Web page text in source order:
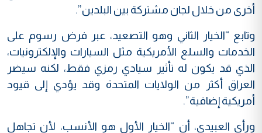
أخرى من خلال لجان مشتركة بين البلدين”.
وتابع “الخيار الثاني وهو التصعيد، عبر فرض رسوم على
الخدمات والسلع الأمريكية مثل السيارات والإلكترونيات،
الذي قد يكون له تأثير سيادي رمزي فقط، لكنه سيضر
العراق أكثر من الولايات المتحدة وقد يؤدي إلى قيود
أمريكية إضافية”.
ورأى العبيدي، أن “الخيار الأول هو الأنسب، لأن تجاهل